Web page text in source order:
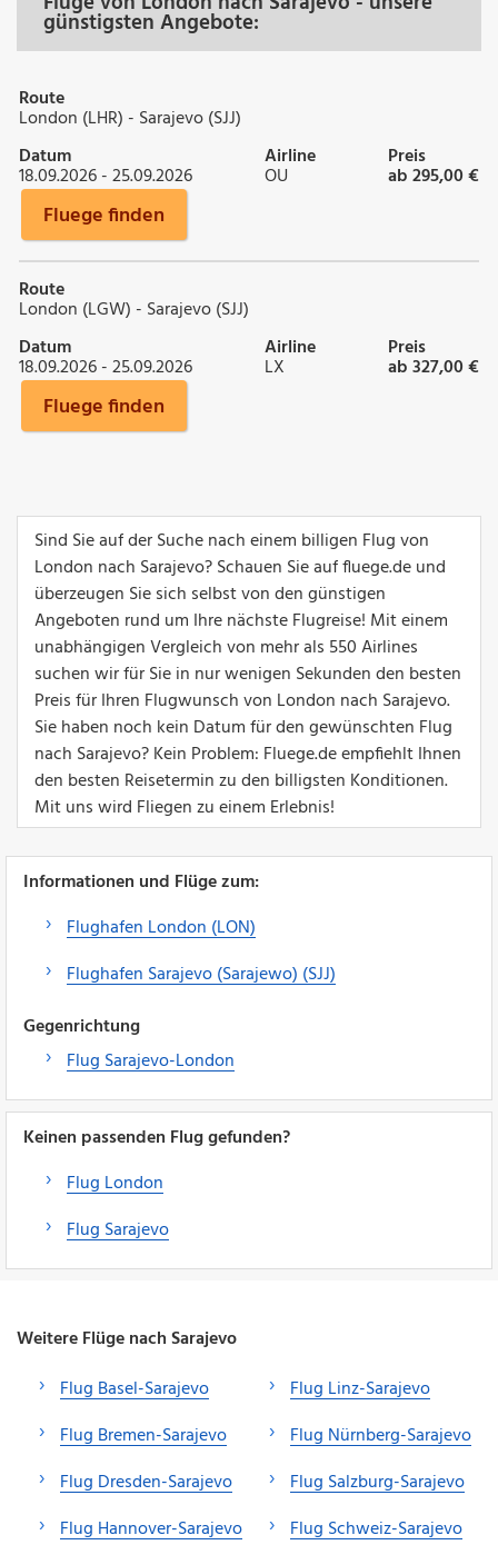
günstigsten Angebote:
Route
London (LHR) - Sarajevo (SJJ)
Datum
18.09.2026 - 25.09.2026
Airline
OU
Preis
ab 295,00 €
Fluege finden
Route
London (LGW) - Sarajevo (SJJ)
Datum
18.09.2026 - 25.09.2026
Airline
LX
Preis
ab 327,00 €
Fluege finden
Sind Sie auf der Suche nach einem billigen Flug von
London nach Sarajevo? Schauen Sie auf fluege.de und
überzeugen Sie sich selbst von den günstigen
Angeboten rund um Ihre nächste Flugreise! Mit einem
unabhängigen Vergleich von mehr als 550 Airlines
suchen wir für Sie in nur wenigen Sekunden den besten
Preis für Ihren Flugwunsch von London nach Sarajevo.
Sie haben noch kein Datum für den gewünschten Flug
nach Sarajevo? Kein Problem: Fluege.de empfiehlt Ihnen
den besten Reisetermin zu den billigsten Konditionen.
Mit uns wird Fliegen zu einem Erlebnis!
Informationen und Flüge zum:
Flughafen London (LON)
Flughafen Sarajevo (Sarajewo) (SJJ)
Gegenrichtung
Flug Sarajevo-London
Keinen passenden Flug gefunden?
Flug London
Flug Sarajevo
Weitere Flüge nach Sarajevo
Flug Basel-Sarajevo
Flug Bremen-Sarajevo
Flug Dresden-Sarajevo
Flug Hannover-Sarajevo
Flug Linz-Sarajevo
Flug Nürnberg-Sarajevo
Flug Salzburg-Sarajevo
Flug Schweiz-Sarajevo